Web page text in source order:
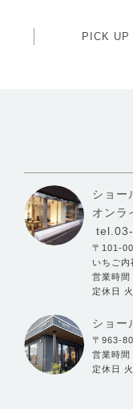
PICK UP
ショー
オンラ
〒101-
いちご
営業時
定休日
ショー
〒963-
営業時
定休日